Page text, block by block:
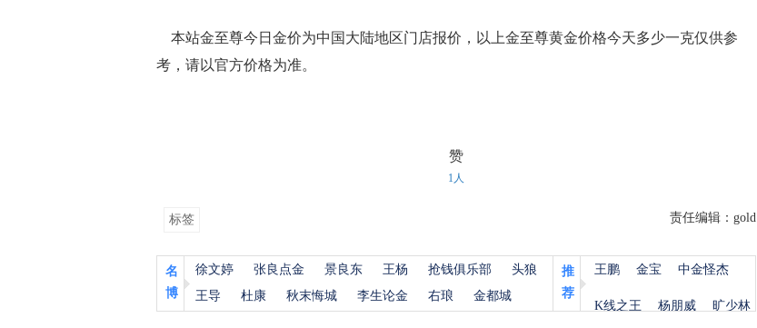
本站金至尊今日金价为中国大陆地区门店报价，以上金至尊黄金价格今天多少一克仅供参
考，请以官方价格为准。
赞
1人
标签 责任编辑：gold
名
博
徐文婷 张良点金 景良东 王杨 抢钱俱乐部
头狼
王导
杜康 秋末悔城 李生论金 右琅 金都城
推
荐
王鹏 金宝 中金怪杰
K线之王 杨朋威 旷少林